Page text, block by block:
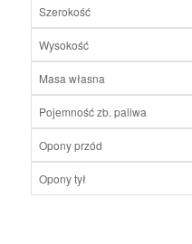
Szerokość
Wysokość
Masa własna
Pojemność zb. paliwa
Opony przód
Opony tył